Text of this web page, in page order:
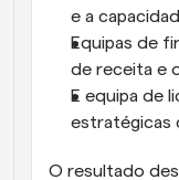
e a
Equipas de
de receita e
E equipa de
estratégicas
O resultado